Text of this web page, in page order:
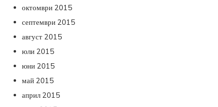
октомври 2015
септември 2015
август 2015
юли 2015
юни 2015
май 2015
април 2015